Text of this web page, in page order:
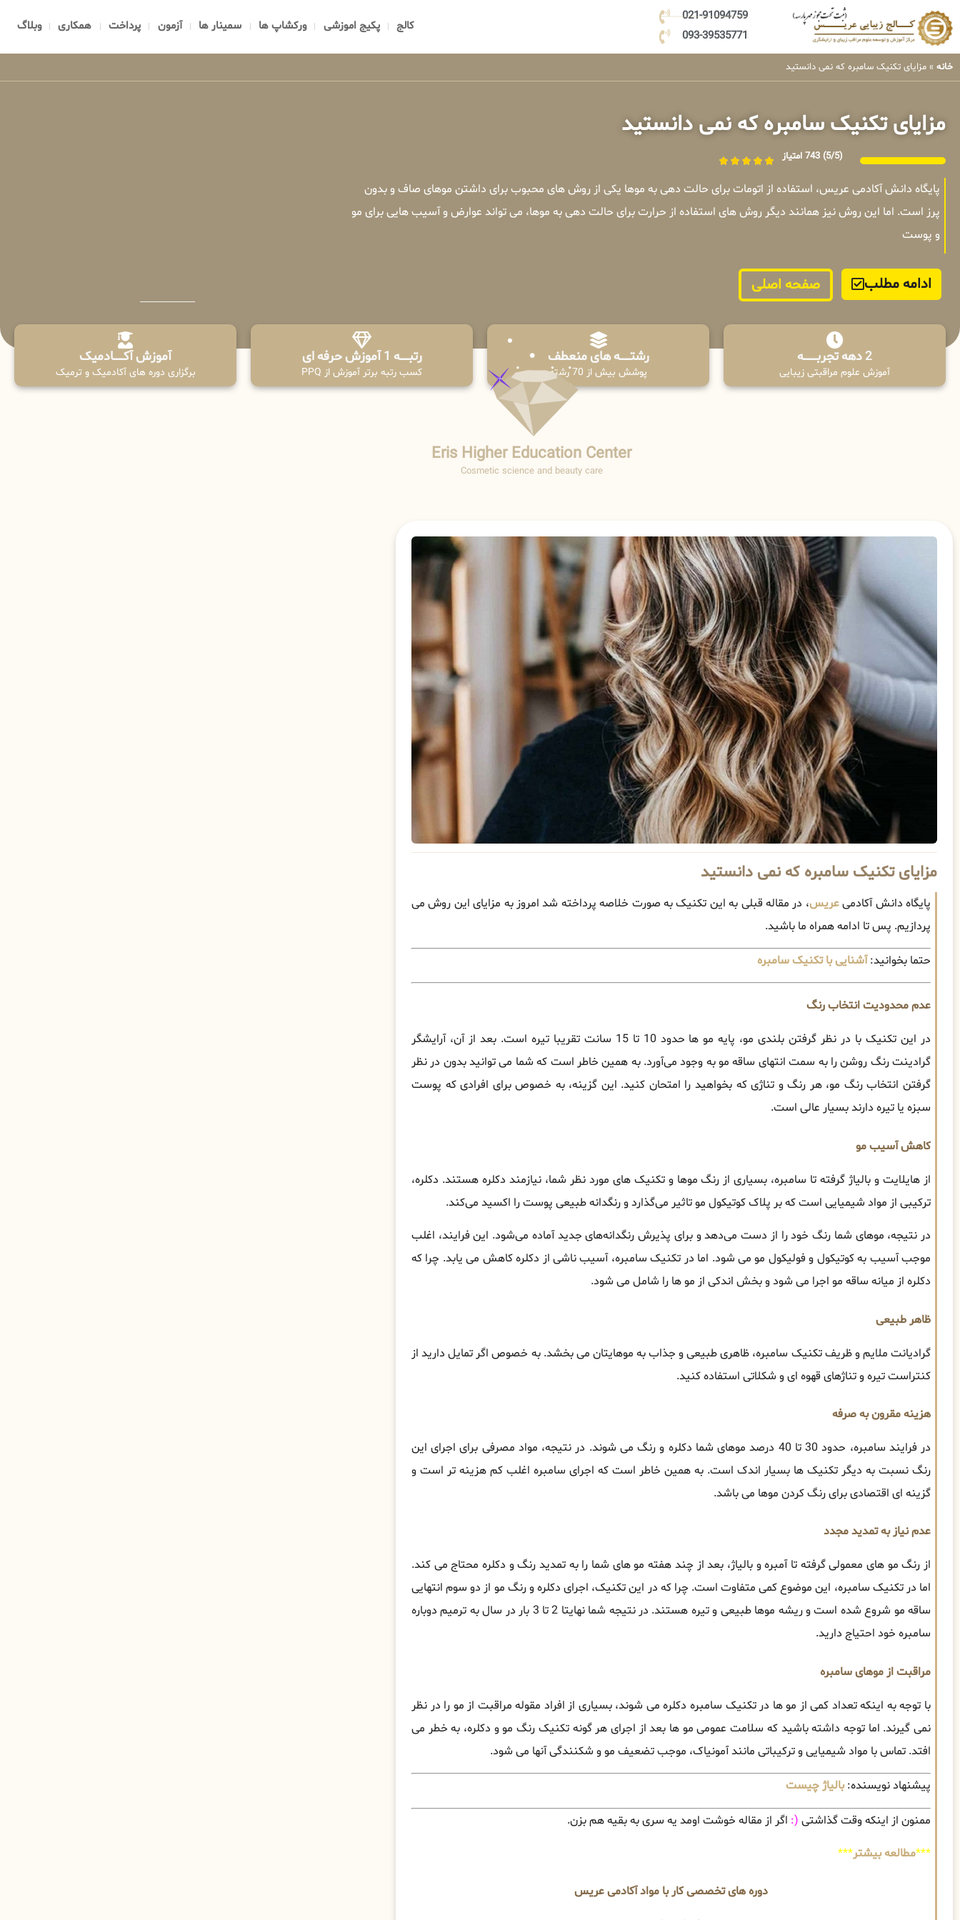
021-91094759
093-39535771
کالج پکیج اموزشی ورکشاپ ها سمینار ها آزمون پرداخت همکاری وبلاگ
خانه » مزایای تکنیک سامبره که نمی دانستید
مزایای تکنیک سامبره که نمی دانستید
(5/5) 743 امتیاز
پایگاه دانش آکادمی عریس، استفاده از اتومات برای حالت دهی به موها یکی از روش های محبوب برای داشتن موهای صاف و بدون
پرز است. اما این روش نیز همانند دیگر روش های استفاده از حرارت برای حالت دهی به موها، می تواند عوارض و آسیب هایی برای مو
و پوست
ادامه مطلب صفحه اصلی
2 دهه تجربـــــــــه
آموزش علوم مراقبتی زیبایی
رشتـــــــه های منعطف
پوشش بیش از 70 رشته
رتبــــــه 1 آموزش حرفه ای
کسب رتبه برتر آموزش از PPQ
آموزش آکـــــــادمیک
برگزاری دوره های آکادمیک و ترمیک
Eris Higher Education Center
Cosmetic science and beauty care
مزایای تکنیک سامبره که نمی دانستید
پایگاه دانش آکادمیعریس، در مقاله قبلی به این تکنیک به صورت خلاصه پرداخته شد امروز به مزایای این روش می
پردازیم. پس تا ادامه همراه ما باشید.
حتما بخوانید:آشنایی با تکنیک سامبره
عدم محدودیت انتخاب رنگ
در این تکنیک با در نظر گرفتن بلندی مو، پایه مو ها حدود 10 تا 15 سانت تقریبا تیره است. بعد از آن، آرایشگر
گرادینت رنگ روشن را به سمت انتهای ساقه مو به وجود می‌آورد. به همین خاطر است که شما می ‌توانید بدون در نظر
گرفتن انتخاب رنگ مو، هر رنگ و تناژی که بخواهید را امتحان کنید. این گزینه، به خصوص برای افرادی که پوست
سبزه یا تیره دارند بسیار عالی است.
کاهش آسیب مو
از هایلایت و بالیاژ گرفته تا سامبره، بسیاری از رنگ موها و تکنیک‌ های مورد نظر شما، نیازمند دکلره هستند. دکلره،
ترکیبی از مواد شیمیایی است که بر پلاک کوتیکول مو تاثیر می‌گذارد و رنگدانه طبیعی پوست را اکسید می‌کند.
در نتیجه، موهای شما رنگ خود را از دست می‌دهد و برای پذیرش رنگدانه‌های جدید آماده می‌شود. این فرایند، اغلب
موجب آسیب به کوتیکول و فولیکول مو می ‌شود. اما در تکنیک سامبره، آسیب ناشی از دکلره کاهش می یابد. چرا که
دکلره از میانه ساقه مو اجرا می‌ شود و بخش اندکی از مو ها را شامل می شود.
ظاهر طبیعی
گرادیانت ملایم و ظریف تکنیک سامبره، ظاهری طبیعی و جذاب به موهایتان می بخشد. به خصوص اگر تمایل دارید از
کنتراست تیره و تناژهای قهوه ‌ای و شکلاتی استفاده کنید.
هزینه مقرون به صرفه
در فرایند سامبره، حدود 30 تا 40 درصد موهای شما دکلره و رنگ می ‌شوند. در نتیجه، مواد مصرفی برای اجرای این
رنگ نسبت به دیگر تکنیک‌ ها بسیار اندک است. به همین خاطر است که اجرای سامبره اغلب کم هزینه ‌تر است و
گزینه ‌ای اقتصادی برای رنگ کردن موها می باشد.
عدم نیاز به تمدید مجدد
از رنگ مو های معمولی گرفته تا آمبره و بالیاژ، بعد از چند هفته مو های شما را به تمدید رنگ و دکلره محتاج می کند.
اما در تکنیک سامبره، این موضوع کمی متفاوت است. چرا که در این تکنیک، اجرای دکلره و رنگ مو از دو سوم انتهایی
ساقه مو شروع شده است و ریشه موها طبیعی و تیره هستند. در نتیجه شما نهایتا 2 تا 3 بار در سال به ترمیم دوباره
سامبره خود احتیاج دارید.
مراقبت از موهای سامبره
با توجه به اینکه تعداد کمی از مو ها در تکنیک سامبره دکلره می ‌شوند، بسیاری از افراد مقوله مراقبت از مو را در نظر
نمی‌ گیرند. اما توجه داشته باشید که سلامت عمومی مو ها بعد از اجرای هر گونه تکنیک رنگ مو و دکلره، به خطر می
‌افتد. تماس با مواد شیمیایی و ترکیباتی مانند آمونیاک، موجب تضعیف مو و شکنندگی آنها می ‌شود.
پیشنهاد نویسنده:بالیاژ چیست
ممنون از اینکه وقت گذاشتی (: اگر از مقاله خوشت اومد یه سری به بقیه هم بزن.
***مطالعه بیشتر***
دوره های تخصصی کار با مواد آکادمی عریس